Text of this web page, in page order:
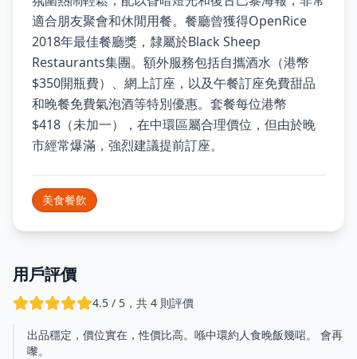
適合朋友聚會和休閒用餐。餐廳曾獲得OpenRice
2018年最佳餐廳獎，隸屬於Black Sheep
Restaurants集團。額外服務包括自攜酒水（港幣
$350開瓶費）、網上訂座，以及午餐訂座免費甜品
和晚餐免費氣泡酒等特別優惠。套餐每位港幣
$418（未加一），在中環區屬合理價位，但由於晚
市經常爆滿，強烈建議提前訂座。
美食餐飲
用戶評價
4.5 / 5，共 4 則評價
出品穩定，價位實在，性價比高。喺中環約人食晚飯幾啱。 會再
嚟。